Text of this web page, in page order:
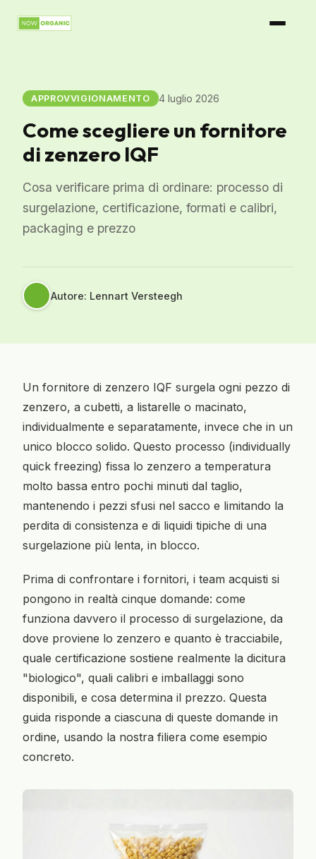
APPROVVIGIONAMENTO 4 luglio 2026
Come scegliere un fornitore
di zenzero IQF
Cosa verificare prima di ordinare: processo di
surgelazione, certificazione, formati e calibri,
packaging e prezzo
Autore: Lennart Versteegh
Un fornitore di zenzero IQF surgela ogni pezzo di
zenzero, a cubetti, a listarelle o macinato,
individualmente e separatamente, invece che in un
unico blocco solido. Questo processo (individually
quick freezing) fissa lo zenzero a temperatura
molto bassa entro pochi minuti dal taglio,
mantenendo i pezzi sfusi nel sacco e limitando la
perdita di consistenza e di liquidi tipiche di una
surgelazione più lenta, in blocco.
Prima di confrontare i fornitori, i team acquisti si
pongono in realtà cinque domande: come
funziona davvero il processo di surgelazione, da
dove proviene lo zenzero e quanto è tracciabile,
quale certificazione sostiene realmente la dicitura
"biologico", quali calibri e imballaggi sono
disponibili, e cosa determina il prezzo. Questa
guida risponde a ciascuna di queste domande in
ordine, usando la nostra filiera come esempio
concreto.